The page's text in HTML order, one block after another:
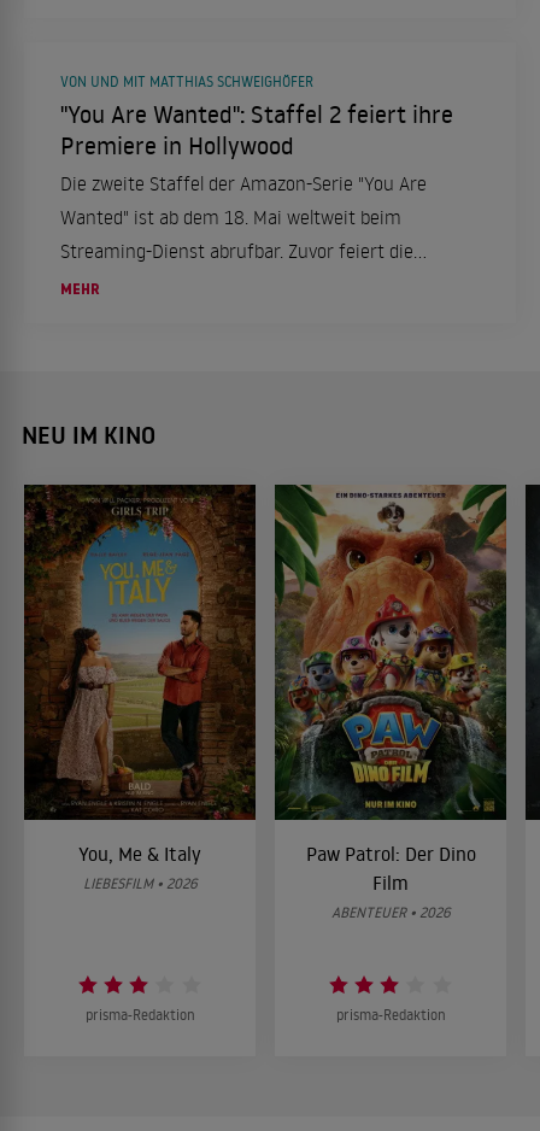
VON UND MIT MATTHIAS SCHWEIGHÖFER
"You Are Wanted": Staffel 2 feiert ihre
Premiere in Hollywood
Die zweite Staffel der Amazon-Serie "You Are
Wanted" ist ab dem 18. Mai weltweit beim
Streaming-Dienst abrufbar. Zuvor feiert die
Eigenproduktion ihre Premiere im Arc Light in
MEHR
NEU IM KINO
You, Me & Italy
LIEBESFILM • 2026
prisma-Redaktion
Paw Patrol: Der Dino
Film
ABENTEUER • 2026
prisma-Redaktion